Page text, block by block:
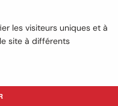
les visiteurs uniques et à
site à différents